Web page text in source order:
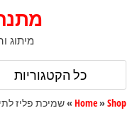
מיתוג
Home» Shop
»שמיכת פליז